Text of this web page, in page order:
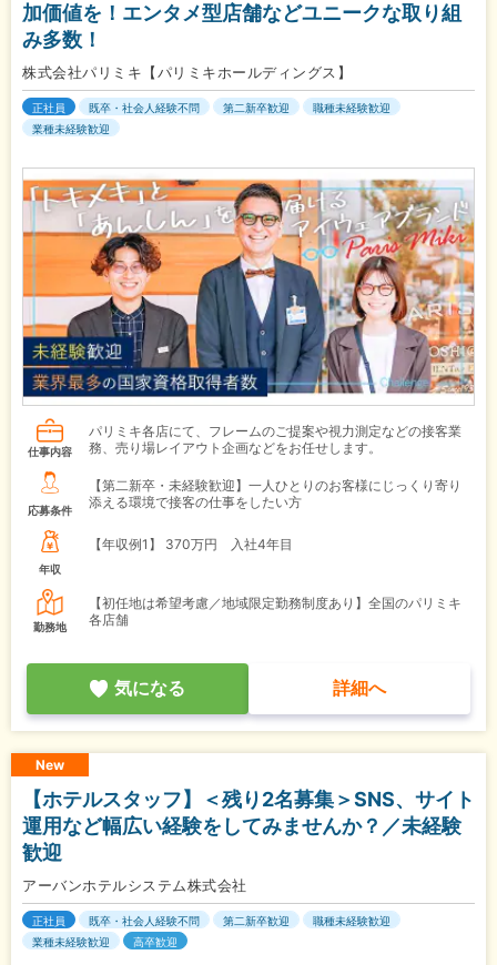
加価値を！エンタメ型店舗などユニークな取り組
み多数！
株式会社パリミキ【パリミキホールディングス】
正社員 既卒・社会人経験不問 第二新卒歓迎
職種未経験歓迎
業種未経験歓迎
仕事内容
パリミキ各店にて、フレームのご提案や視力測定などの接客業
務、売り場レイアウト企画などをお任せします。
応募条件
【第二新卒・未経験歓迎】一人ひとりのお客様にじっくり寄り
添える環境で接客の仕事をしたい方
年収
【年収例1】 370万円 入社4年目
勤務地
【初任地は希望考慮／地域限定勤務制度あり】全国のパリミキ
各店舗
気になる 詳細へ
New
【ホテルスタッフ】＜残り2名募集＞SNS、サイト
運用など幅広い経験をしてみませんか？／未経験
歓迎
アーバンホテルシステム株式会社
正社員 既卒・社会人経験不問 第二新卒歓迎
職種未経験歓迎
業種未経験歓迎
高卒歓迎